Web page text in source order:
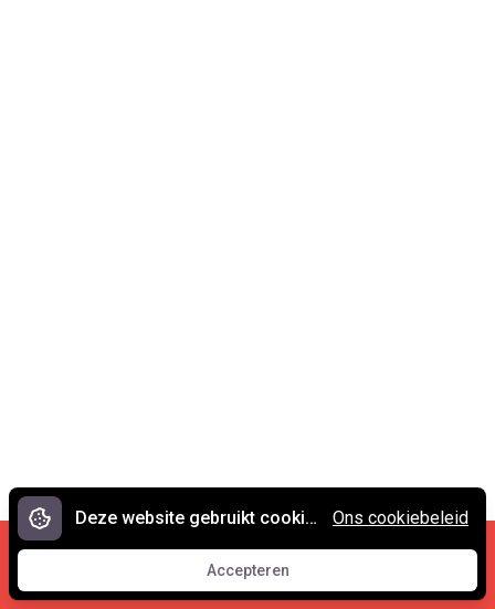
Cookies en privacy •
Contact
© 2007 - 2026 Spreekwoorden.nl
Deze website gebruikt cookies.
Accepteren
Accepteren
Ons cookiebeleid